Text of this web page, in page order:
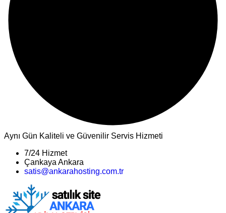
Aynı Gün Kaliteli ve Güvenilir Servis Hizmeti
7/24 Hizmet
Çankaya Ankara
satis@ankarahosting.com.tr